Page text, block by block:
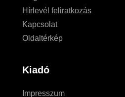
Hírlevél feliratkozás
Kapcsolat
Oldaltérkép
Kiadó
Impresszum